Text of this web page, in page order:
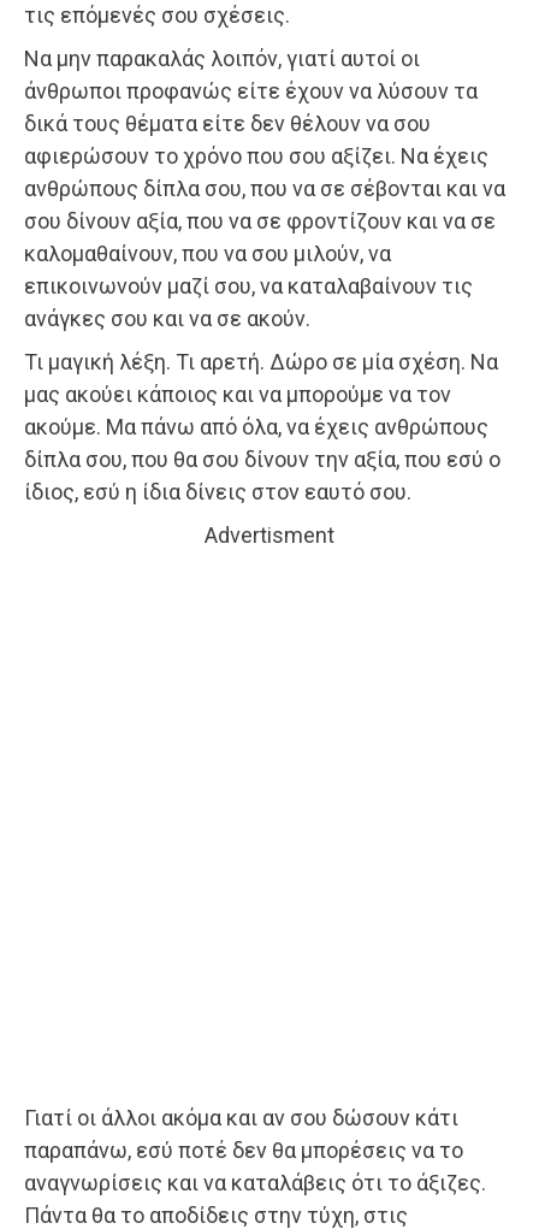
τις επόμενές σου σχέσεις.
Να μην παρακαλάς λοιπόν, γιατί αυτοί οι
άνθρωποι προφανώς είτε έχουν να λύσουν τα
δικά τους θέματα είτε δεν θέλουν να σου
αφιερώσουν το χρόνο που σου αξίζει. Να έχεις
ανθρώπους δίπλα σου, που να σε σέβονται και να
σου δίνουν αξία, που να σε φροντίζουν και να σε
καλομαθαίνουν, που να σου μιλούν, να
επικοινωνούν μαζί σου, να καταλαβαίνουν τις
ανάγκες σου και να σε ακούν.
Τι μαγική λέξη. Τι αρετή. Δώρο σε μία σχέση. Να
μας ακούει κάποιος και να μπορούμε να τον
ακούμε. Μα πάνω από όλα, να έχεις ανθρώπους
δίπλα σου, που θα σου δίνουν την αξία, που εσύ ο
ίδιος, εσύ η ίδια δίνεις στον εαυτό σου.
Advertisment
Γιατί οι άλλοι ακόμα και αν σου δώσουν κάτι
παραπάνω, εσύ ποτέ δεν θα μπορέσεις να το
αναγνωρίσεις και να καταλάβεις ότι το άξιζες.
Πάντα θα το αποδίδεις στην τύχη, στις